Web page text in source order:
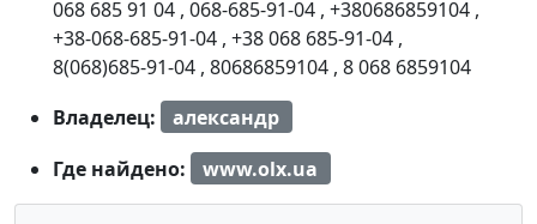
068 685 91 04 , 068-685-91-04 , +380686859104 ,
+38-068-685-91-04 , +38 068 685-91-04 ,
8(068)685-91-04 , 80686859104 , 8 068 6859104
Владелец:
александр
Где найдено:
www.olx.ua